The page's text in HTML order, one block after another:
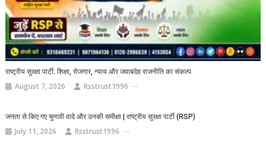
राष्ट्रीय सुरक्षा पार्टी: शिक्षा, रोजगार, न्याय और जवाबदेह राजनीति का संकल्प
August 7, 2026 Rsstrust1996
जनता से किए गए चुनावी वादे और उनकी समीक्षा | राष्ट्रीय सुरक्षा पार्टी (RSP)
July 11, 2026 Rsstrust1996